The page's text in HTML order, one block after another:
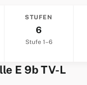
STUFEN
6
Stufe 1–6
E 9b TV-L